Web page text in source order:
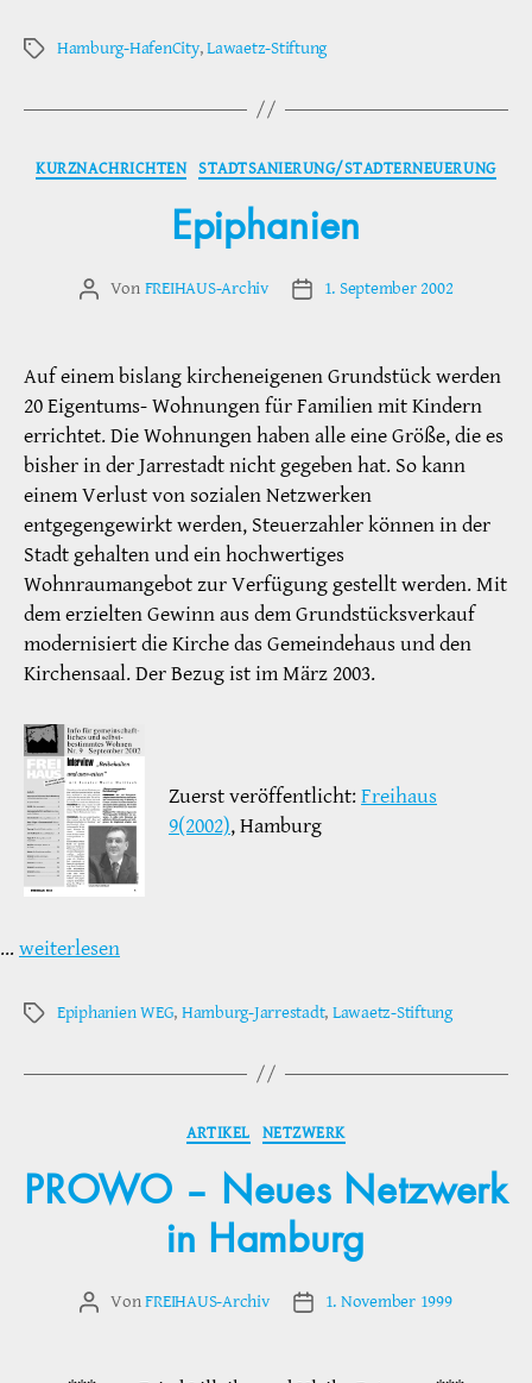
Schlagwörter
Hamburg-HafenCity,Lawaetz-Stiftung
Kategorien
KURZNACHRICHTEN STADTSANIERUNG/STADTERNEUERUNG
Epiphanien
Beitragsautor
Von FREIHAUS-Archiv Veröffentlichungsdatum
1. September 2002
Auf einem bislang kircheneigenen Grundstück werden
20 Eigentums- Wohnungen für Familien mit Kindern
errichtet. Die Wohnungen haben alle eine Größe, die es
bisher in der Jarrestadt nicht gegeben hat. So kann
einem Verlust von sozialen Netzwerken
entgegengewirkt werden, Steuerzahler können in der
Stadt gehalten und ein hochwertiges
Wohnraumangebot zur Verfügung gestellt werden. Mit
dem erzielten Gewinn aus dem Grundstücksverkauf
modernisiert die Kirche das Gemeindehaus und den
Kirchensaal. Der Bezug ist im März 2003.
Zuerst veröffentlicht:Freihaus
9(2002), Hamburg
… weiterlesen
Schlagwörter
Epiphanien WEG, Hamburg-Jarrestadt, Lawaetz-Stiftung
Kategorien
ARTIKEL NETZWERK
PROWO – Neues Netzwerk
in Hamburg
Beitragsautor
VonFREIHAUS-Archiv Veröffentlichungsdatum
1. November 1999